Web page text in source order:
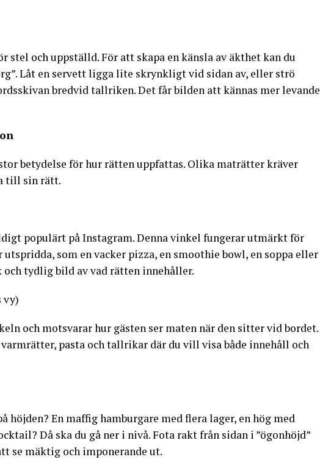
stel och uppställd. För att skapa en känsla av äkthet kan du
Låt en servett ligga lite skrynkligt vid sidan av, eller strö
bredvid tallriken. Det får bilden att kännas mer levande
betydelse för hur rätten uppfattas. Olika maträtter kräver
till sin rätt.
populärt på Instagram. Denna vinkel fungerar utmärkt för
som en vacker pizza, en smoothie bowl, en soppa eller
och tydlig bild av vad rätten innehåller.
vy)
och motsvarar hur gästen ser maten när den sitter vid bordet.
varmrätter, pasta och tallrikar där du vill visa både innehåll och
höjden? En maffig hamburgare med flera lager, en hög med
Då ska du gå ner i nivå. Fota rakt från sidan i ”ögonhöjd”
se mäktig och imponerande ut.